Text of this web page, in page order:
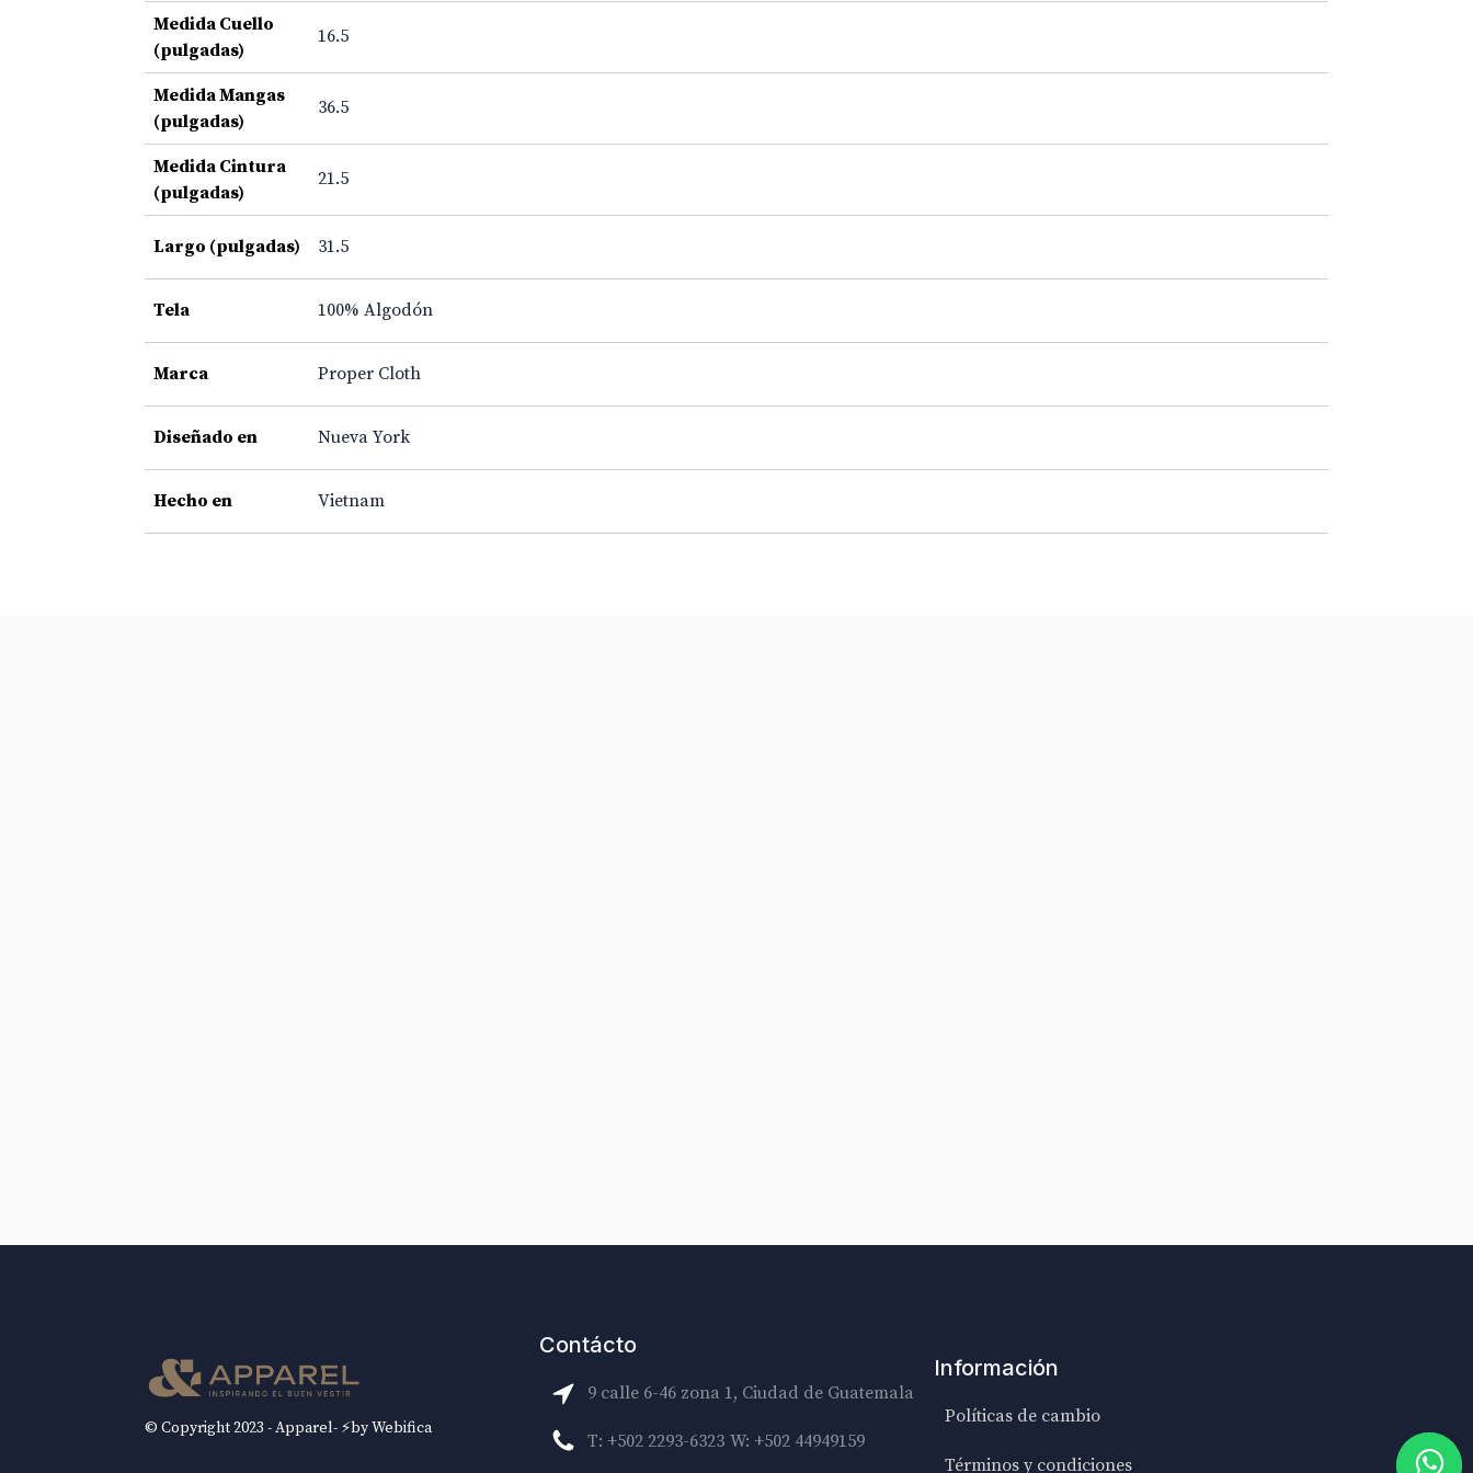
Medida Cuello
(pulgadas)
16.5
Medida Mangas
(pulgadas)
36.5
Medida Cintura
(pulgadas)
21.5
Largo (pulgadas) 31.5
Tela 100% Algodón
Marca Proper Cloth
Diseñado en Nueva York
Hecho en Vietnam
© Copyright 2023 - Apparel- ⚡by Webifica
Contácto
9 calle 6-46 zona 1, Ciudad de Guatemala
T: +502 2293-6323 W: +502 44949159
Información
Políticas de cambio
Términos y condiciones